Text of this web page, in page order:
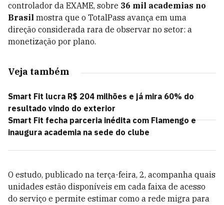
controlador da EXAME, sobre 36 mil academias no
Brasil mostra que o TotalPass avança em uma
direção considerada rara de observar no setor: a
monetização por plano.
Veja também
Smart Fit lucra R$ 204 milhões e já mira 60% do
resultado vindo do exterior
Smart Fit fecha parceria inédita com Flamengo e
inaugura academia na sede do clube
O estudo, publicado na terça-feira, 2, acompanha quais
unidades estão disponíveis em cada faixa de acesso
do serviço e permite estimar como a rede migra para